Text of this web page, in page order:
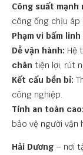
Công suất mạnh
công ống chịu áp
Phạm vi bấm
Dễ vận hành: Hệ
chân tiện lợi, rút
Kết cấu bền bỉ:
công nghiệp.
Tính an toàn cao:
bảo vệ người vận
Hải Dương – nơi